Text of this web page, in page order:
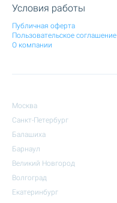
Условия работы
Публичная оферта
Пользовательское соглашение
О компании
Москва
Санкт-Петербург
Балашиха
Барнаул
Великий Новгород
Волгоград
Екатеринбург